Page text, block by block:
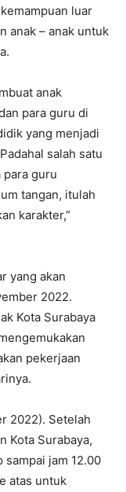
luar
anak – anak untuk
anak
para guru di
yang menjadi
salah satu
para guru
tangan, itulah
karakter,”
yang akan
2022.
Kota Surabaya
pekerjaan
2022). Setelah
Kota Surabaya,
jam 12.00
atas untuk